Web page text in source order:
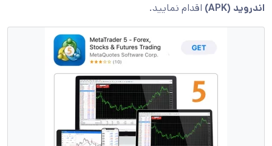
اندروید (APK
) اقدام نمایید.